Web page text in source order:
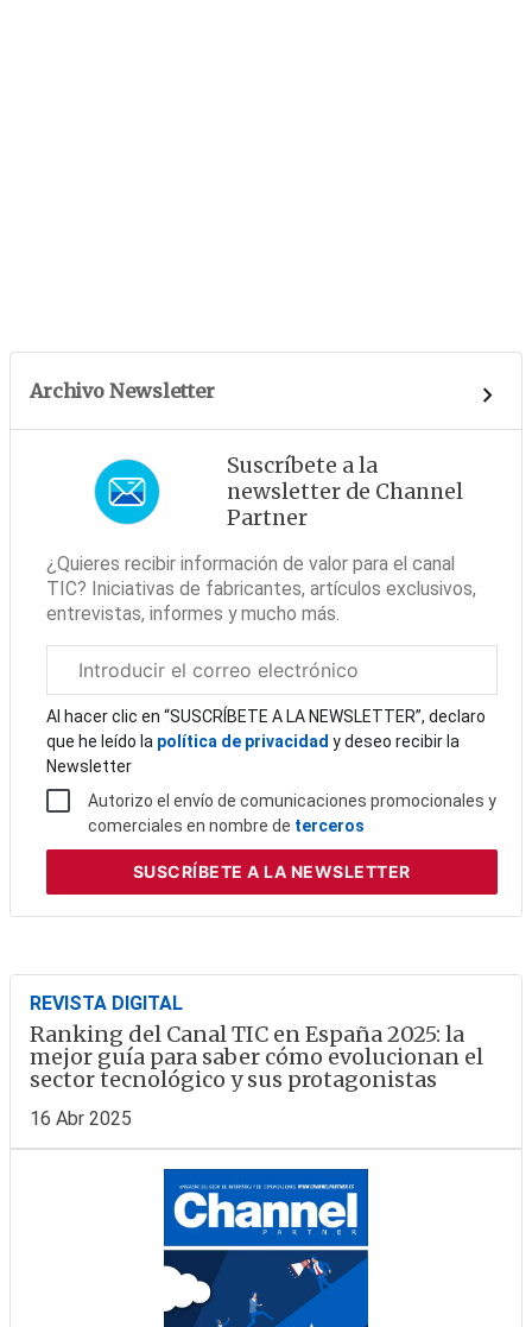
Archivo Newsletter
Suscríbete a la
newsletter de Channel
Partner
¿Quieres recibir información de valor para el canal
TIC? Iniciativas de fabricantes, artículos exclusivos,
entrevistas, informes y mucho más.
electrónico
corporativo
Al hacer clic en “SUSCRÍBETE A LA NEWSLETTER”, declaro
que he leído la política de privacidad y deseo recibir la
Newsletter
Autorizo el envío de comunicaciones promocionales y
comerciales en nombre de terceros
SUSCRÍBETEA LA NEWSLETTER
REVISTA DIGITAL
Ranking del Canal TIC en España 2025: la
mejor guía para saber cómo evolucionan el
sector tecnológico y sus protagonistas
16 Abr 2025